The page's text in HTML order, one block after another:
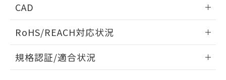
CAD
ドすることができます。
ログイン/会員登録
RoHS/REACH対応状況
EU RoHS 注意事項・凡例
規格認証/適合状況